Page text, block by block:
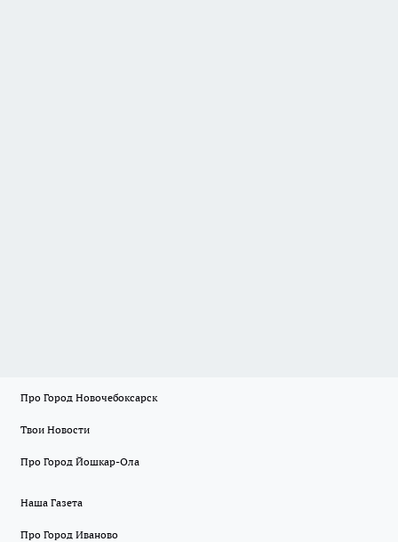
Про Город Новочебоксарск
Твои Новости
Про Город Йошкар-Ола
Наша Газета
Про Город Иваново